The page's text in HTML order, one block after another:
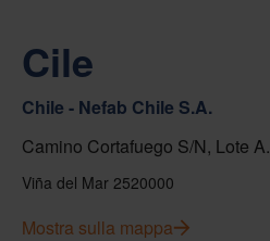
Cile
Chile - Nefab Chile S.A.
Camino Cortafuego S/N, Lote A.
Viña del Mar 2520000
Mostra sulla mappa